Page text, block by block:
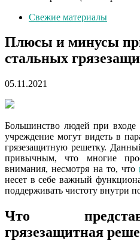
Свежие материалы
Плюсы и минусы
стальных
05.11.2021
Большинство людей при
учреждение могут видеть в
грязезащитную решетку.
привычным, что многие
внимания, несмотря на то, что
несет в себе важный
поддерживать чистоту внутри
Что
грязезащитная